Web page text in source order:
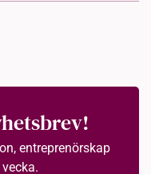
entreprenörskap